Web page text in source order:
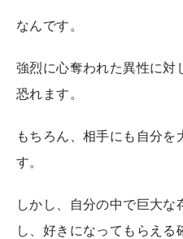
なんです。
強烈に心奪われた異性に対
恐れます。
もちろん、相手にも自分
す。
しかし、自分の中で巨大
し、好きになってもらえる